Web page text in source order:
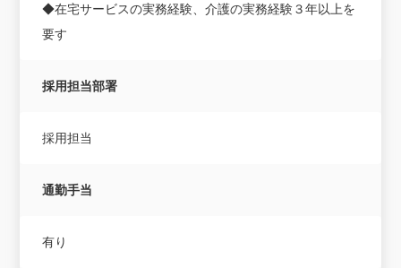
◆在宅サービスの実務経験、介護の実務経験３年以上を
要す
採用担当部署
採用担当
通勤手当
有り